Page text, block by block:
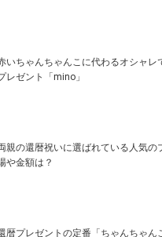
いちゃんちゃんこに代わるオシャレ
レゼント「mino」
親の還暦祝いに選ばれている人気の
や金額は？
暦プレゼントの定番「ちゃんちゃん